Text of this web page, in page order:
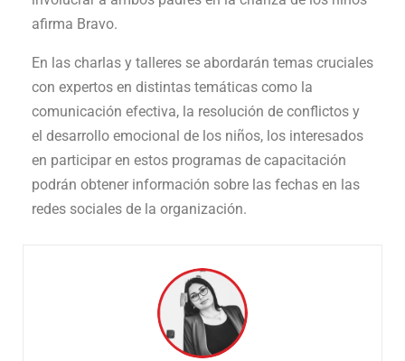
afirma Bravo.
En las charlas y talleres se abordarán temas cruciales
con expertos en distintas temáticas como la
comunicación efectiva, la resolución de conflictos y
el desarrollo emocional de los niños, los interesados
en participar en estos programas de capacitación
podrán obtener información sobre las fechas en las
redes sociales de la organización.